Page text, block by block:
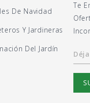
De Navidad
Y Jardineras
Del Jardín
Te